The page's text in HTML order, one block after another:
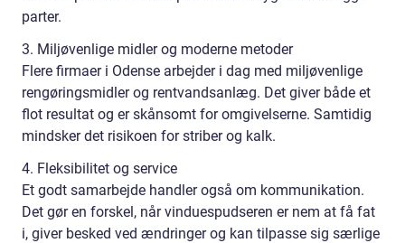
parter.
3. Miljøvenlige midler og moderne metoder
Flere firmaer i Odense arbejder i dag med miljøvenlige
rengøringsmidler og rentvandsanlæg. Det giver både et
flot resultat og er skånsomt for omgivelserne. Samtidig
mindsker det risikoen for striber og kalk.
4. Fleksibilitet og service
Et godt samarbejde handler også om kommunikation.
Det gør en forskel, når vinduespudseren er nem at få fat
i, giver besked ved ændringer og kan tilpasse sig særlige